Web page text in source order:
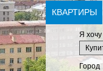
КВАРТИРЫ
Я хочу
Город